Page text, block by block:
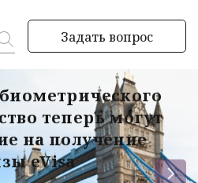
Задать вопрос
теперь могут
на получение
eVisa